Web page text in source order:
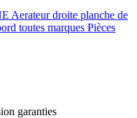
Aerateur droite planche de
toutes marques Pièces
garanties